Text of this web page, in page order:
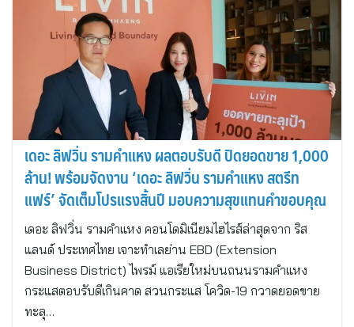
เดอะ ลิฟวิ่น รามคำแหง ผลตอบรับดี ปิดยอดขาย 1,000
ล้าน! พร้อมจัดงาน ‘เดอะ ลิฟวิ่น รามคำแหง สตรีท
แฟร์’ จัดเต็มโปรแรงสิ้นปี มอบความสุขแทนคำขอบคุณ
เดอะ ลิฟวิ่น รามคำแหง คอนโดมิเนียมไฮไรส์ล่าสุดจาก ริส
แลนด์ ประเทศไทย เจาะทำเลย่าน EBD (Extension
Business District) ไพรม์ แอเรียใหม่บนถนนรามคำแหง
กระแสตอบรับดีเกินคาด สวนกระแส โควิด-19 กวาดยอดขาย
ทะลุ…